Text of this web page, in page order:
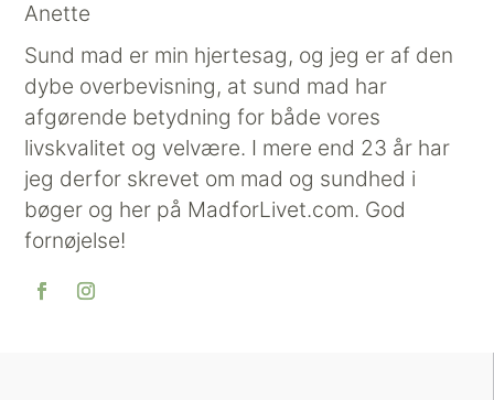
Anette
Sund mad er min hjertesag, og jeg er af den
dybe overbevisning, at sund mad har
afgørende betydning for både vores
livskvalitet og velvære. I mere end 23 år har
jeg derfor skrevet om mad og sundhed i
bøger og her på MadforLivet.com. God
fornøjelse!